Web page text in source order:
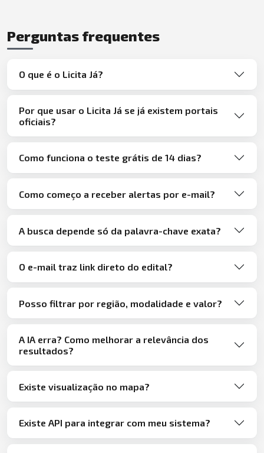
Perguntas frequentes
O que é o Licita Já?
Por que usar o Licita Já se já existem portais
oficiais?
Como funciona o teste grátis de 14 dias?
Como começo a receber alertas por e-mail?
A busca depende só da palavra-chave exata?
O e-mail traz link direto do edital?
Posso filtrar por região, modalidade e valor?
A IA erra? Como melhorar a relevância dos
resultados?
Existe visualização no mapa?
Existe API para integrar com meu sistema?